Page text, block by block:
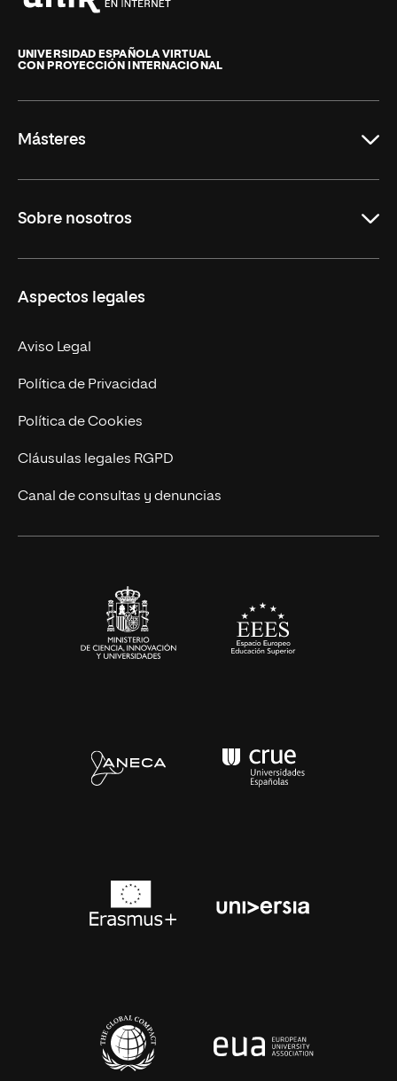
de
La
UNIVERSIDAD ESPAÑOLA VIRTUAL
CON PROYECCIÓN INTERNACIONAL
Másteres
Derecho
Empresa
MBA
Marketing y Comunicación
Ingeniería
Diseño
Ciencias de la Salud
Sobre nosotros
Nuestro Equipo
Contacto
Aspectos legales
Aviso Legal
Política de Privacidad
Política de Cookies
Cláusulas legales RGPD
Canal de consultas y denuncias